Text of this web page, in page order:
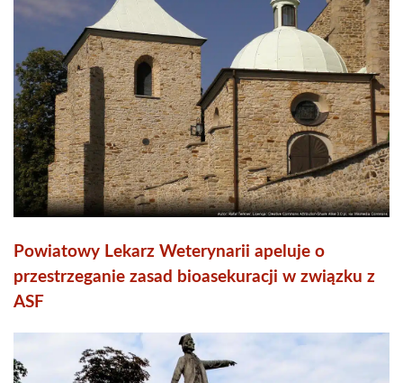
Powiatowy Lekarz Weterynarii apeluje o
przestrzeganie zasad bioasekuracji w związku z
ASF